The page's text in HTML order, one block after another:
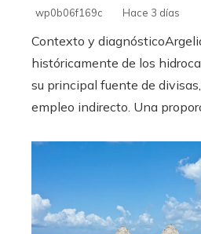
wp0b06f169c Hace 3 días
Contexto y
históricamente de los
su principal fuente de
empleo indirecto. Una